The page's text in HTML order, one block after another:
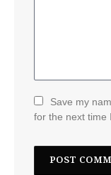
Save my
for the next time